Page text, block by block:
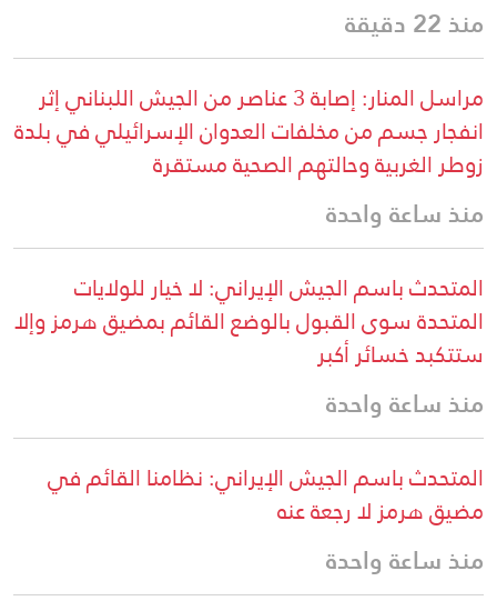
منذ 22 دقيقة
مراسل المنار: إصابة 3 عناصر من الجيش اللبناني إثر
انفجار جسم من مخلفات العدوان الإسرائيلي في بلدة
زوطر الغربية وحالتهم الصحية مستقرة
منذ ساعة واحدة
المتحدث باسم الجيش الإيراني: لا خيار للولايات
المتحدة سوى القبول بالوضع القائم بمضيق هرمز وإلا
ستتكبد خسائر أكبر
منذ ساعة واحدة
المتحدث باسم الجيش الإيراني: نظامنا القائم في
مضيق هرمز لا رجعة عنه
منذ ساعة واحدة